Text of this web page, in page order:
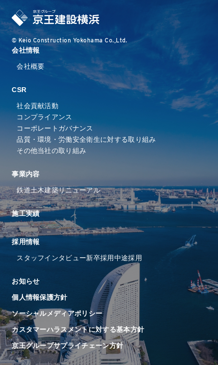
© Keio Construction Yokohama Co.,Ltd.
会社情報
会社概要
CSR
社会貢献活動
コンプライアンス
コーポレートガバナンス
品質・環境・労働安全衛⽣に対する取り組み
その他当社の取り組み
事業内容
鉄道土木建築リニューアル
施工実績
採⽤情報
スタッフインタビュー新卒採用中途採用
お知らせ
個人情報保護方針
ソーシャルメディアポリシー
カスタマーハラスメントに対する基本方針
京王グループサプライチェーン方針